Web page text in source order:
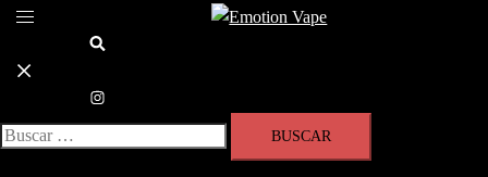
Toggle
Buscar: